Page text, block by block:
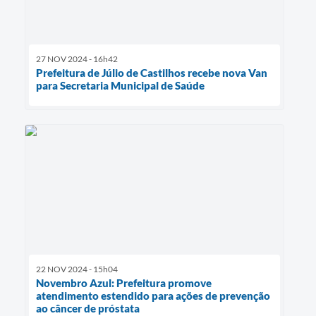
27 NOV 2024 - 16h42
Prefeitura de Júlio de Castilhos recebe nova Van
para Secretaria Municipal de Saúde
22 NOV 2024 - 15h04
Novembro Azul: Prefeitura promove
atendimento estendido para ações de prevenção
ao câncer de próstata